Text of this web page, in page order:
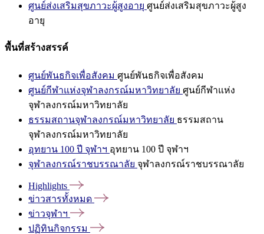
ศูนย์ส่งเสริมสุขภาวะผู้สูงอายุ ศูนย์ส่งเสริมสุขภาวะผู้สูง
อายุ
พื้นที่สร้างสรรค์
ศูนย์พันธกิจเพื่อสังคม ศูนย์พันธกิจเพื่อสังคม
ศูนย์กีฬาแห่งจุฬาลงกรณ์มหาวิทยาลัย ศูนย์กีฬาแห่ง
จุฬาลงกรณ์มหาวิทยาลัย
ธรรมสถานจุฬาลงกรณ์มหาวิทยาลัย ธรรมสถาน
จุฬาลงกรณ์มหาวิทยาลัย
อุทยาน 100 ปี จุฬาฯ อุทยาน 100 ปี จุฬาฯ
จุฬาลงกรณ์ราชบรรณาลัย จุฬาลงกรณ์ราชบรรณาลัย
Highlights
ข่าวสารทั้งหมด
ข่าวจุฬาฯ
ปฏิทินกิจกรรม